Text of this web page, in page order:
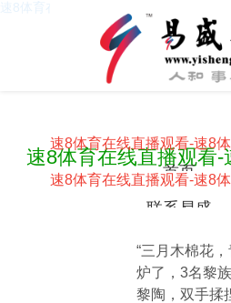
速8体育在线直播观看-速8体育（中国）
速8体育在线直播观看-速8
首页
速8体育在线直播观看-速8
联系易盛
速8体育在线直播观看
“三月木棉花
炉了，3名黎
黎陶，双手揉